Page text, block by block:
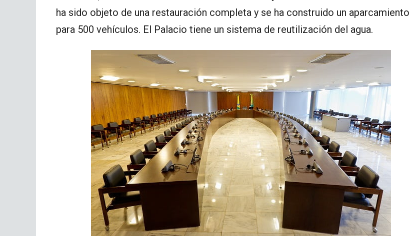
ha sido objeto de una restauración completa y se ha construido un aparcamiento
para 500 vehículos. El Palacio tiene un sistema de reutilización del agua.